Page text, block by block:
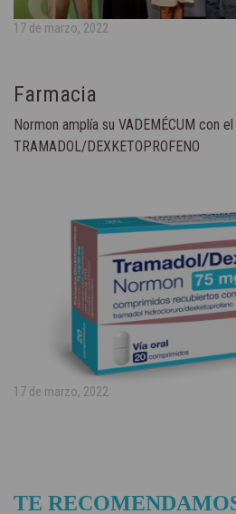
17 de marzo, 2022
Farmacia
Normon amplía su VADEMÉCUM con
TRAMADOL/DEXKETOPROFENO
17 de marzo, 2022
TE